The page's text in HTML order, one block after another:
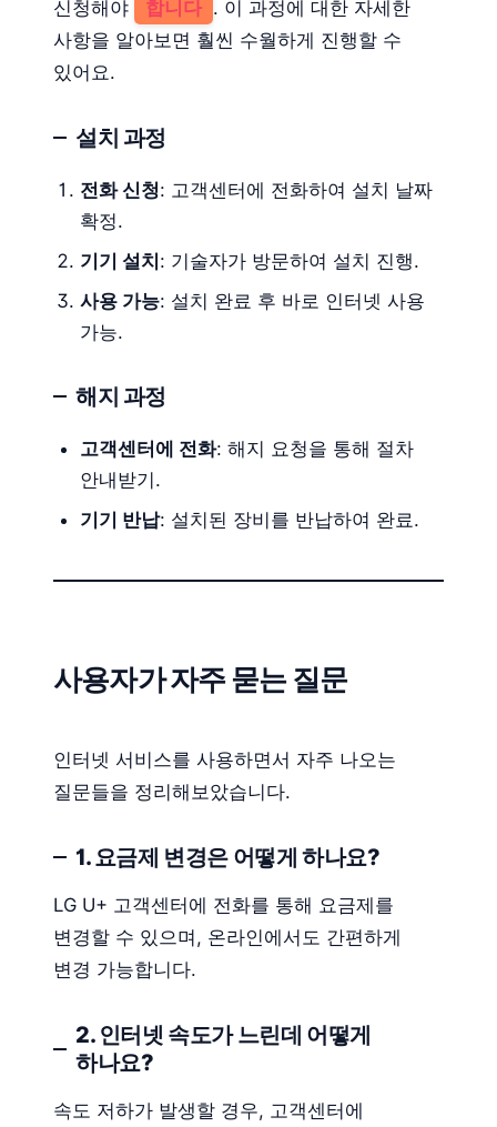
신청해야 합니다 . 이 과정에 대한 자세한
사항을 알아보면 훨씬 수월하게 진행할 수
있어요.
설치 과정
전화 신청: 고객센터에 전화하여 설치 날짜
확정.
기기 설치: 기술자가 방문하여 설치 진행.
사용 가능: 설치 완료 후 바로 인터넷 사용
가능.
해지 과정
고객센터에 전화: 해지 요청을 통해 절차
안내받기.
기기 반납: 설치된 장비를 반납하여 완료.
사용자가 자주 묻는 질문
인터넷 서비스를 사용하면서 자주 나오는
질문들을 정리해보았습니다.
1. 요금제 변경은 어떻게 하나요?
LG U+ 고객센터에 전화를 통해 요금제를
변경할 수 있으며, 온라인에서도 간편하게
변경 가능합니다.
2. 인터넷 속도가 느린데 어떻게
하나요?
속도 저하가 발생할 경우, 고객센터에